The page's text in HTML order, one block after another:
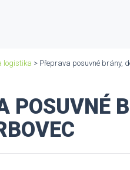
logistika > Přeprava posuvné brány,
POSUVNÉ